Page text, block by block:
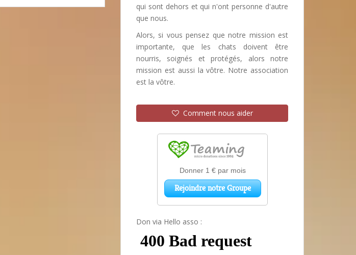
qui sont dehors et qui n'ont personne d'autre
que nous.
Alors, si vous pensez que notre mission est
importante, que les chats doivent être
nourris, soignés et protégés, alors notre
mission est aussi la vôtre. Notre association
est la vôtre.
Comment nous aider
Don via Hello asso :